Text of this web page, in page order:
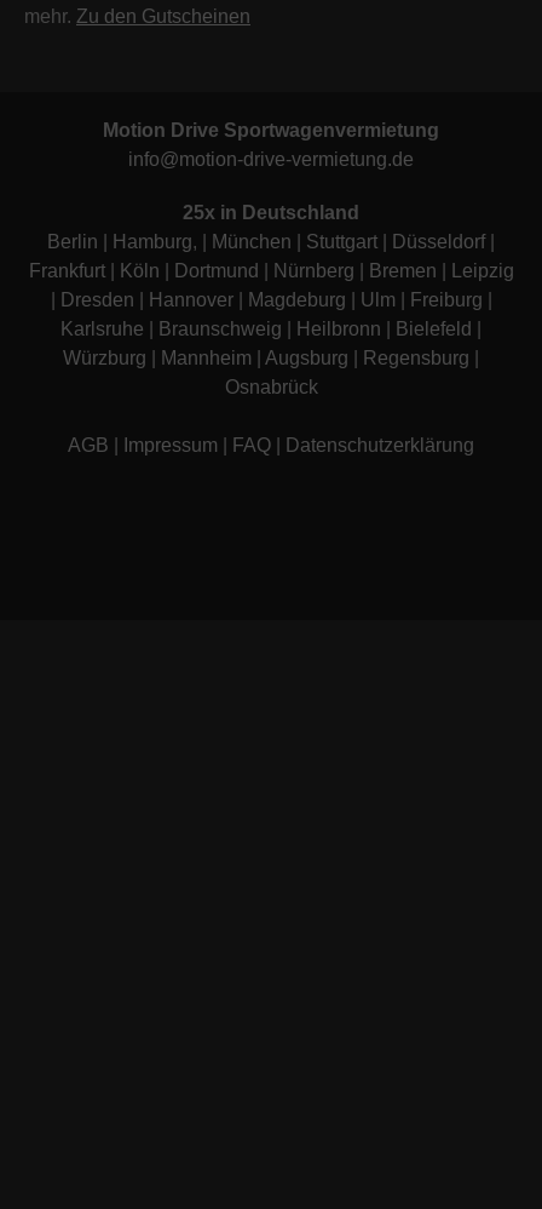
mehr. Zu den Gutscheinen
Motion Drive Sportwagenvermietung
info@motion-drive-vermietung.de
25x in Deutschland
Berlin
Hamburg, | München Stuttgart Düsseldorf|
Frankfurt| Köln Dortmund Nürnberg Bremen
Leipzig
Dresden Hannover| Magdeburg Ulm Freiburg
Karlsruhe
Braunschweig Heilbronn Bielefeld
Würzburg
Mannheim Augsburg Regensburg
Osnabrück
AGB Impressum FAQ Datenschutzerklärung